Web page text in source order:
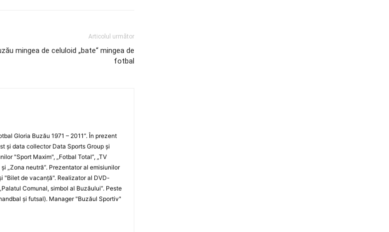
Articolul următor
mingea de celuloid „bate“ mingea de
fotbal
Gloria Buzău 1971 – 2011”. În prezent
şi data collector Data Sports Group şi
"Sport Maxim", „Fotbal Total”, „TV
şi „Zona neutră”. Prezentator al emisiunilor
"Bilet de vacanţă". Realizator al DVD-
Comunal, simbol al Buzăului”. Peste
şi futsal). Manager "Buzăul Sportiv"